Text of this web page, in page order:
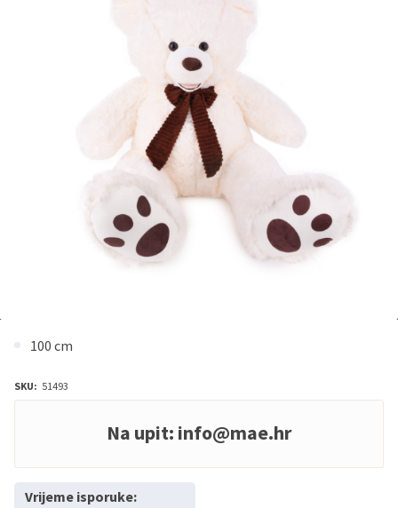
100 cm
SKU: 51493
Na upit: info@mae.hr
Vrijeme isporuke: